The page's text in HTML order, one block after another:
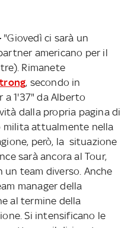
"Giovedì ci sarà un
americano per il
Rimanete
, secondo in
a 1'37" da Alberto
dalla propria pagina di
milita attualmente nella
però, la situazione
sarà ancora al Tour,
un team diverso. Anche
manager della
al termine della
Si intensificano le